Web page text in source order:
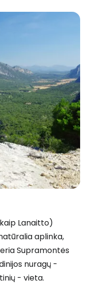
Lanaitto)
aplinka,
Supramontės
nuragų -
- vieta.